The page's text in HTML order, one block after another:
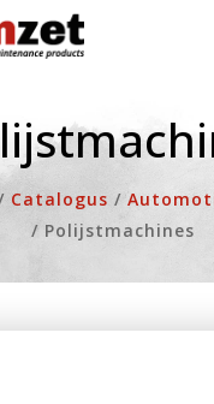
Catalogus /
/ Polijstmachines